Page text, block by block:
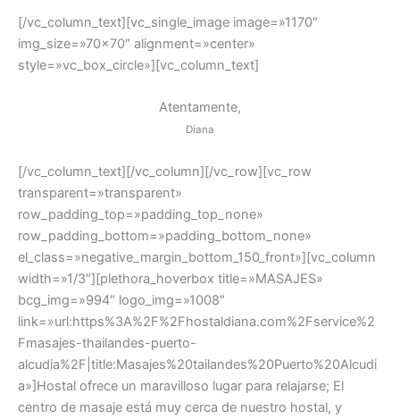
[/vc_column_text][vc_single_image image=»1170″
img_size=»70×70″ alignment=»center»
style=»vc_box_circle»][vc_column_text]
Atentamente,
Diana
[/vc_column_text][/vc_column][/vc_row][vc_row
transparent=»transparent»
row_padding_top=»padding_top_none»
row_padding_bottom=»padding_bottom_none»
el_class=»negative_margin_bottom_150_front»][vc_column
width=»1/3″][plethora_hoverbox title=»MASAJES»
bcg_img=»994″ logo_img=»1008″
link=»url:https%3A%2F%2Fhostaldiana.com%2Fservice%2
Fmasajes-thailandes-puerto-
alcudia%2F|title:Masajes%20tailandes%20Puerto%20Alcudi
a»]Hostal ofrece un maravilloso lugar para relajarse; El
centro de masaje está muy cerca de nuestro hostal, y